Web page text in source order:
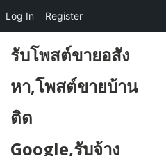
content
รับโพสต์ขายอสัง
หา,โพสต์ขายบ้าน
ติด
Google,รับจ้าง
Log In Register